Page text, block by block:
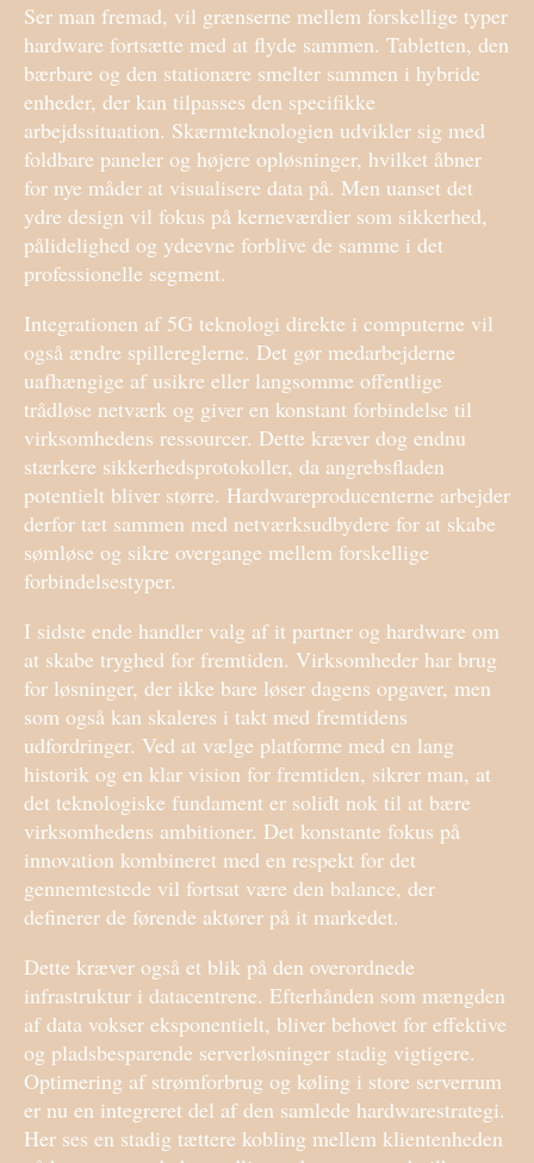
Ser man fremad, vil grænserne mellem forskellige typer
hardware fortsætte med at flyde sammen. Tabletten, den
bærbare og den stationære smelter sammen i hybride
enheder, der kan tilpasses den specifikke
arbejdssituation. Skærmteknologien udvikler sig med
foldbare paneler og højere opløsninger, hvilket åbner
for nye måder at visualisere data på. Men uanset det
ydre design vil fokus på kerneværdier som sikkerhed,
pålidelighed og ydeevne forblive de samme i det
professionelle segment.
Integrationen af 5G teknologi direkte i computerne vil
også ændre spillereglerne. Det gør medarbejderne
uafhængige af usikre eller langsomme offentlige
trådløse netværk og giver en konstant forbindelse til
virksomhedens ressourcer. Dette kræver dog endnu
stærkere sikkerhedsprotokoller, da angrebsfladen
potentielt bliver større. Hardwareproducenterne arbejder
derfor tæt sammen med netværksudbydere for at skabe
sømløse og sikre overgange mellem forskellige
forbindelsestyper.
I sidste ende handler valg af it partner og hardware om
at skabe tryghed for fremtiden. Virksomheder har brug
for løsninger, der ikke bare løser dagens opgaver, men
som også kan skaleres i takt med fremtidens
udfordringer. Ved at vælge platforme med en lang
historik og en klar vision for fremtiden, sikrer man, at
det teknologiske fundament er solidt nok til at bære
virksomhedens ambitioner. Det konstante fokus på
innovation kombineret med en respekt for det
gennemtestede vil fortsat være den balance, der
definerer de førende aktører på it markedet.
Dette kræver også et blik på den overordnede
infrastruktur i datacentrene. Efterhånden som mængden
af data vokser eksponentielt, bliver behovet for effektive
og pladsbesparende serverløsninger stadig vigtigere.
Optimering af strømforbrug og køling i store serverrum
er nu en integreret del af den samlede hardwarestrategi.
Her ses en stadig tættere kobling mellem klientenheden